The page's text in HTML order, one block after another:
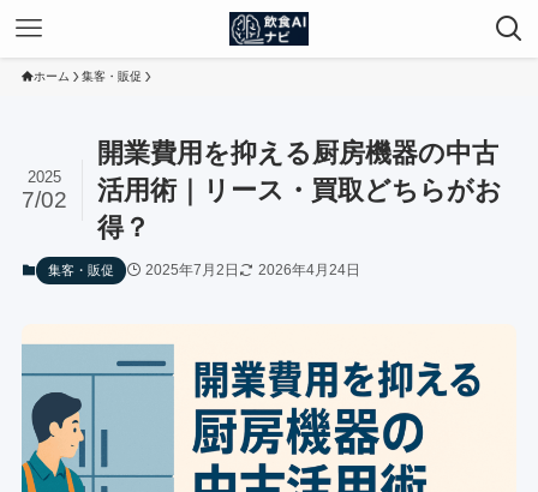
ホーム 集客・販促
開業費用を抑える厨房機器の中古
活用術｜リース・買取どちらがお
得？
2025
7/02
集客・販促 2025年7月2日 2026年4月24日